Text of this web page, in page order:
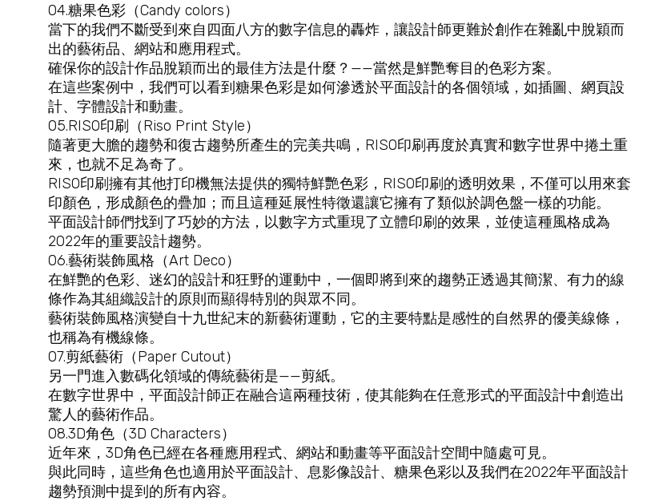
04.糖果色彩（Candy colors）
當下的我們不斷受到來自四面八方的數字信息的轟炸，讓設計師更難於創作在雜亂中脫穎而
出的藝術品、網站和應用程式。
確保你的設計作品脫穎而出的最佳方法是什麼？——當然是鮮艷奪目的色彩方案。
在這些案例中，我們可以看到糖果色彩是如何滲透於平面設計的各個領域，如插圖、 網頁設
計、字體設計和動畫。
05.RISO印刷（Riso Print Style）
隨著更大膽的趨勢和復古趨勢所產生的完美共鳴，RISO印刷再度於真實和數字世界中捲土重
來，也就不足為奇了。
RISO印刷擁有其他打印機無法提供的獨特鮮艷色彩，RISO印刷的透明效果，不僅可以用來套
印顏色，形成顏色的疊加；而且這種延展性特徵還讓它擁有了類似於調色盤一樣的功能。
平面設計師們找到了巧妙的方法，以數字方式重現了立體印刷的效果，並使這種風格成為
2022年的重要設計趨勢。
06.藝術裝飾風格（Art Deco）
在鮮艷的色彩、迷幻的設計和狂野的運動中，一個即將到來的趨勢正透過其簡潔、有力的線
條作為其組織設計的原則而顯得特別的與眾不同。
藝術裝飾風格演變自十九世紀末的新藝術運動，它的主要特點是感性的自然界的優美線條，
也稱為有機線條。
07.剪紙藝術（Paper Cutout）
另一門進入數碼化領域的傳統藝術是——剪紙。
在數字世界中，平面設計師正在融合這兩種技術，使其能夠在任意形式的平面設計中創造出
驚人的藝術作品。
08.3D角色（3D Characters）
近年來，3D角色已經在各種應用程式、網站和動畫等平面設計空間中隨處可見。
與此同時，這些角色也適用於平面設計、息影像設計、糖果色彩以及我們在2022年平面設計
趨勢預測中提到的所有內容。